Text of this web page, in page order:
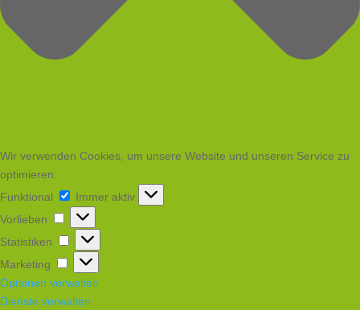
Wir verwenden Cookies, um unsere Website und unseren Service zu
optimieren.
Funktional
Funktional
Immer aktiv
Vorlieben
Vorlieben
Statistiken Statistiken
Marketing
Marketing
Optionen verwalten
Dienste verwalten